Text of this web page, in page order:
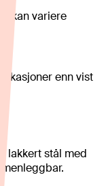
kan variere
enn vist
lakkert stål med